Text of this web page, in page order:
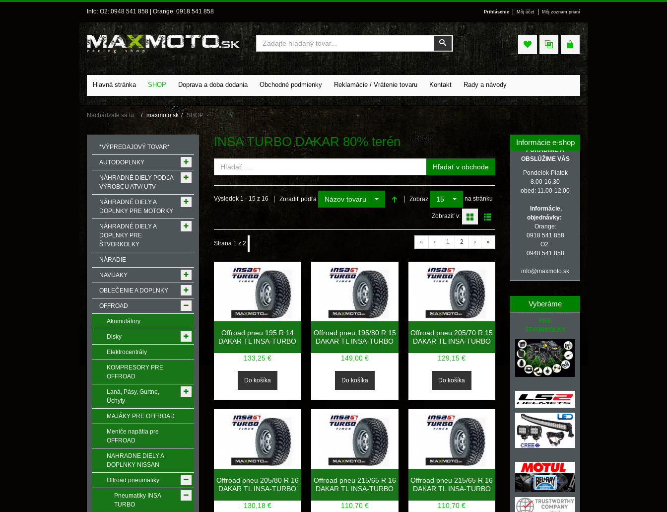
Info: O2: 0948 541 858 | Orange: 0918 541 858 Prihlásenie Môj účet Môj zoznam prianí
Vyhľadať
Vyhľadať
Hlavná stránka SHOP Doprava a doba dodania Obchodné podmienky Reklamácie / Vrátenie tovaru Kontakt Rady a návody
Nachádzate sa tu: maxmoto.sk SHOP
INSA TURBO DAKAR 80% terén
Hľadať v obchode
Výsledok 1 - 15 z 16 Zoradiť podľa Názov tovaru Zobraz 15 na stránku
Zobraziť v:
Strana 1 z 2 « ‹ 1 2 › »
Offroad pneu 195 R 14
DAKAR TL INSA-TURBO
133,25 €
Offroad pneu 195/80 R 15
DAKAR TL INSA-TURBO
149,00 €
Offroad pneu 205/70 R 15
DAKAR TL INSA-TURBO
129,15 €
Offroad pneu 205/80 R 16
DAKAR TL INSA-TURBO
130,18 €
Offroad pneu 215/65 R 16
DAKAR TL INSA-TURBO
110,70 €
Offroad pneu 215/65 R 16
DAKAR TL INSA-TURBO
110,70 €
*VÝPREDAJOVÝ TOVAR*
AUTODOPLNKY
NÁHRADNÉ DIELY PODĽA
VÝROBCU ATV/ UTV
NÁHRADNÉ DIELY A
DOPLNKY PRE MOTORKY
NÁHRADNÉ DIELY A
DOPLNKY PRE
ŠTVORKOLKY
NÁRADIE
NAVIJAKY
OBLEČENIE A DOPLNKY
OFFROAD
Akumulátory
Disky
Elektrocentrály
KOMPRESORY PRE
OFFROAD
Laná, Pásy, Gurtne,
Úchyty
MAJÁKY PRE OFFROAD
Meniče napӓtia pre
OFFROAD
NAHRADNE DIELY A
DOPLNKY NISSAN
Offroad pneumatiky
Pneumatiky INSA
TURBO
Informácie e-shop
PORADÍME A
OBSLÚŽIME VÁS
Pondelok-Piatok
8.00-16.30
obed: 11.00-12.00
Informácie,
objednávky:
Orange:
0918 541 858
O2:
0948 541 858
info@maxmoto.sk
Vyberáme
NÁHRADNÉ DIELY
PRE
ŠTVORKOLKY